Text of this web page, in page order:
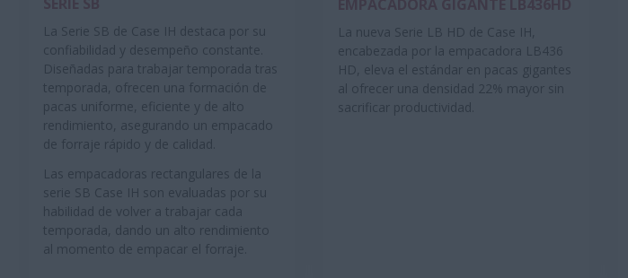
La Serie SB de Case IH destaca por su
confiabilidad y desempeño constante.
Diseñadas para trabajar temporada tras
temporada, ofrecen una formación de
pacas uniforme, eficiente y de alto
rendimiento, asegurando un empacado
de forraje rápido y de calidad.
Las empacadoras rectangulares de la
serie SB Case IH son evaluadas por su
habilidad de volver a trabajar cada
temporada, dando un alto rendimiento
al momento de empacar el forraje.
La nueva Serie LB HD de Case IH,
encabezada por la empacadora LB436
HD, eleva el estándar en pacas gigantes
al ofrecer una densidad 22% mayor sin
sacrificar productividad.